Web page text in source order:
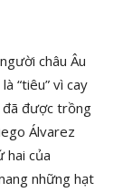
châu Âu
“tiêu” vì cay
đã được trồng
Álvarez
hai của
những hạt